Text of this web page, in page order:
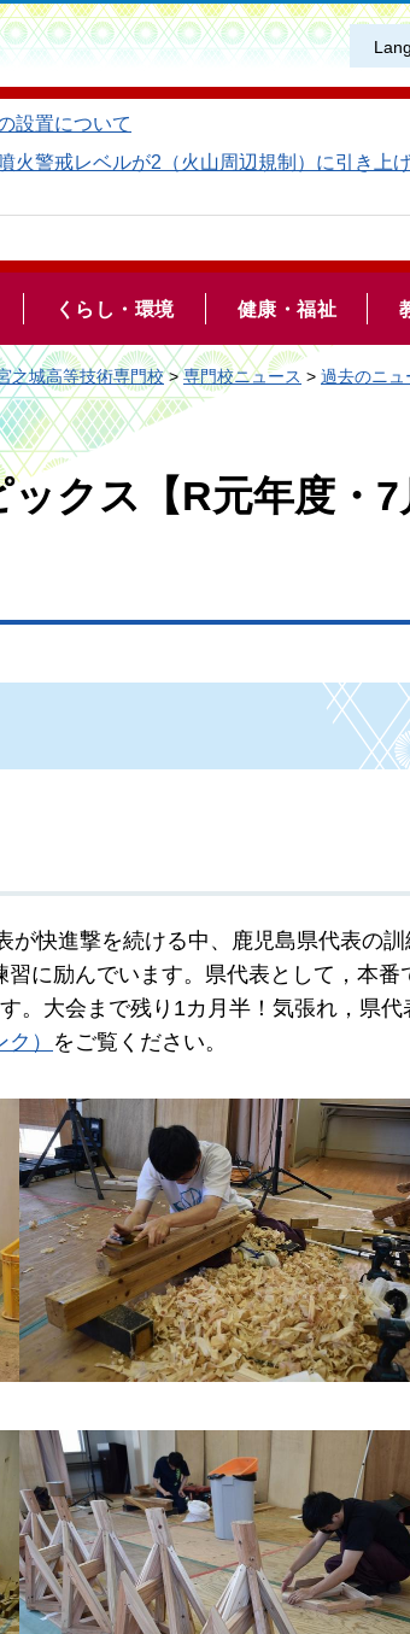
設置について
火警戒レベルが2（火山周辺規制）に引き上
くらし・環境 健康・福祉
之城高等技術専門校>専門校ニュース > 過去のニュ
クス【R元年度・7
が快進撃を続ける中、鹿児島県代表の
に励んでいます。県代表として，本
。大会まで残り1カ月半！気張れ，県
） をご覧ください。